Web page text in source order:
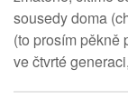
sousedy doma
(to prosím pěkně
ve čtvrté